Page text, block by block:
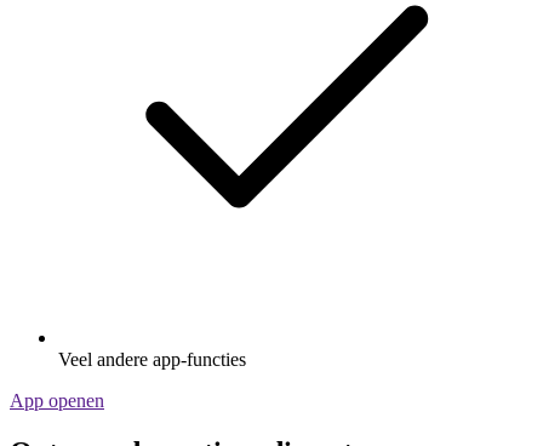
Veel andere app-functies
App openen